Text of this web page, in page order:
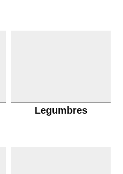
Legumbres